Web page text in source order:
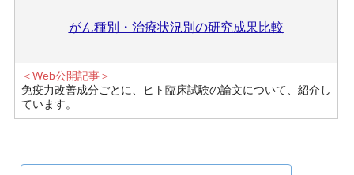
がん種別・治療状況別の研究成果比較
＜Web公開記事＞
免疫力改善成分ごとに、ヒト臨床試験の論文について、紹介し
ています。